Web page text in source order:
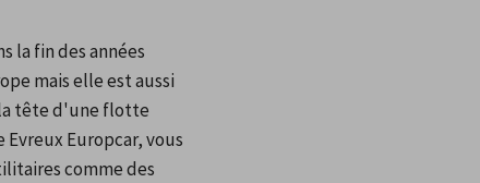
la fin des années
mais elle est aussi
la tête d'une flotte
Europcar, vous
comme des